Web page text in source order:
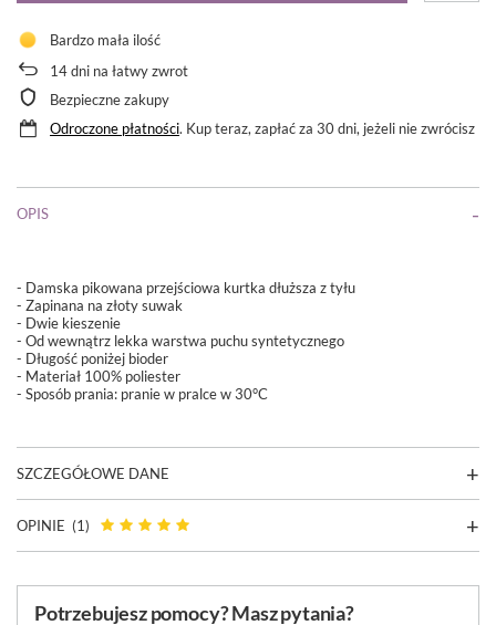
Bardzo mała ilość
14dni na łatwy zwrot
Bezpieczne zakupy
Odroczone płatności. Kup teraz, zapłać za 30 dni, jeżeli nie zwrócisz
OPIS
- Damska pikowana przejściowa kurtka dłuższa z tyłu
- Zapinana na złoty suwak
- Dwie kieszenie
- Od wewnątrz lekka warstwa puchu syntetycznego
- Długość poniżej bioder
- Materiał 100% poliester
- Sposób prania: pranie w pralce w 30°C
SZCZEGÓŁOWE DANE
OPINIE (1)
Potrzebujesz pomocy? Masz pytania?